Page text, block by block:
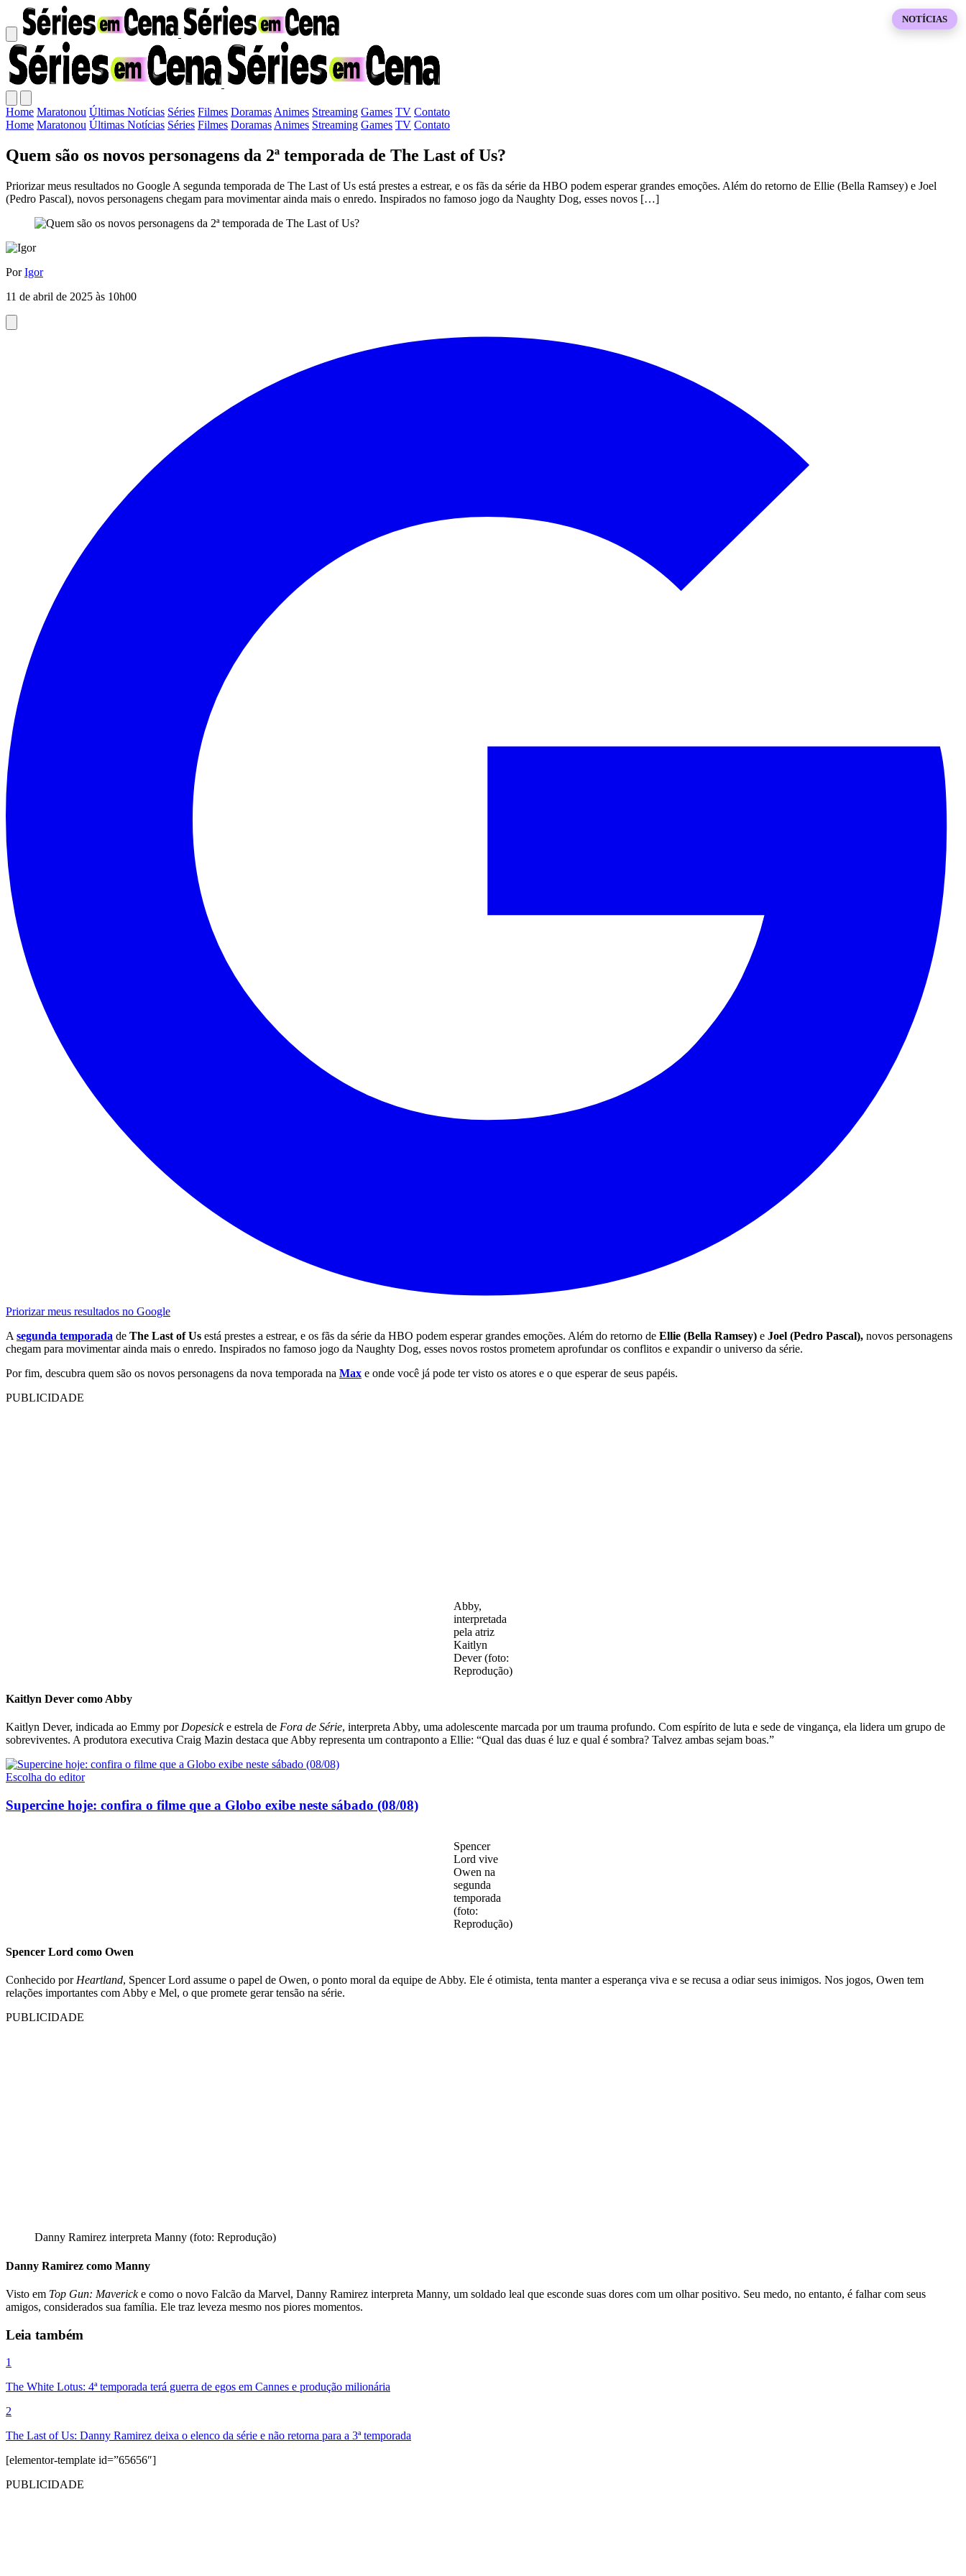
Home Maratonou Últimas Notícias Séries Filmes Doramas Animes Streaming Games TV Contato
Home Maratonou Últimas Notícias Séries Filmes Doramas Animes Streaming Games TV Contato
Quem são os novos personagens da 2ª temporada de The Last of Us?
Priorizar meus resultados no Google A segunda temporada de The Last of Us está prestes a estrear, e os fãs da série da HBO podem esperar grandes emoções. Além do retorno de Ellie (Bella Ramsey) e Joel
(Pedro Pascal), novos personagens chegam para movimentar ainda mais o enredo. Inspirados no famoso jogo da Naughty Dog, esses novos […]
NOTÍCIAS
PorIgor
11 de abril de 2025 às 10h00
Priorizar meus resultados no Google
A segunda temporada de The Last of Us está prestes a estrear, e os fãs da série da HBO podem esperar grandes emoções. Além do retorno de Ellie (Bella Ramsey) e Joel (Pedro Pascal), novos personagens
chegam para movimentar ainda mais o enredo. Inspirados no famoso jogo da Naughty Dog, esses novos rostos prometem aprofundar os conflitos e expandir o universo da série.
Por fim, descubra quem são os novos personagens da nova temporada na Max e onde você já pode ter visto os atores e o que esperar de seus papéis.
PUBLICIDADE
Abby,
interpretada
pela atriz
Kaitlyn
Dever (foto:
Reprodução)
Kaitlyn Dever como Abby
Kaitlyn Dever, indicada ao Emmy por Dopesicke estrela de Fora de Série, interpreta Abby, uma adolescente marcada por um trauma profundo. Com espírito de luta e sede de vingança, ela lidera um grupo de
sobreviventes. A produtora executiva Craig Mazin destaca que Abby representa um contraponto a Ellie: “Qual das duas é luz e qual é sombra? Talvez ambas sejam boas.”
Escolha do editor
Supercine hoje: confira o filme que a Globo exibe neste sábado (08/08)
Spencer
Lord vive
Owen na
segunda
temporada
(foto:
Reprodução)
Spencer Lord como Owen
Conhecido por Heartland, Spencer Lord assume o papel de Owen, o ponto moral da equipe de Abby. Ele é otimista, tenta manter a esperança viva e se recusa a odiar seus inimigos. Nos jogos, Owen tem
relações importantes com Abby e Mel, o que promete gerar tensão na série.
PUBLICIDADE
Danny Ramirez interpreta Manny (foto: Reprodução)
Danny Ramirez como Manny
Visto em Top Gun: Mavericke como o novo Falcão da Marvel, Danny Ramirez interpreta Manny, um soldado leal que esconde suas dores com um olhar positivo. Seu medo, no entanto, é falhar com seus
amigos, considerados sua família. Ele traz leveza mesmo nos piores momentos.
Leia também
1
The White Lotus: 4ª temporada terá guerra de egos em Cannes e produção milionária
2
The Last of Us: Danny Ramirez deixa o elenco da série e não retorna para a 3ª temporada
[elementor-template id=”65656″]
PUBLICIDADE